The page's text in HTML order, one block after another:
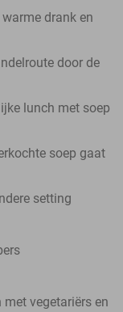
drank en
door de
lunch met soep
soep gaat
setting
vegetariërs en